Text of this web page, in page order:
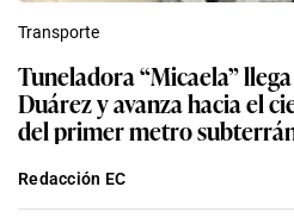
Transporte
Tuneladora “Micaela”
Duárez y avanza hacia el
del primer metro
Redacción EC